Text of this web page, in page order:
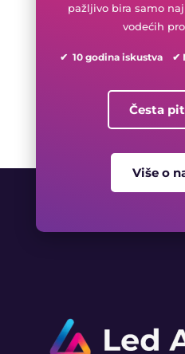
pažljivo bira samo
vodećih
✔ 10 godina iskustva ✔
Česta
Više o